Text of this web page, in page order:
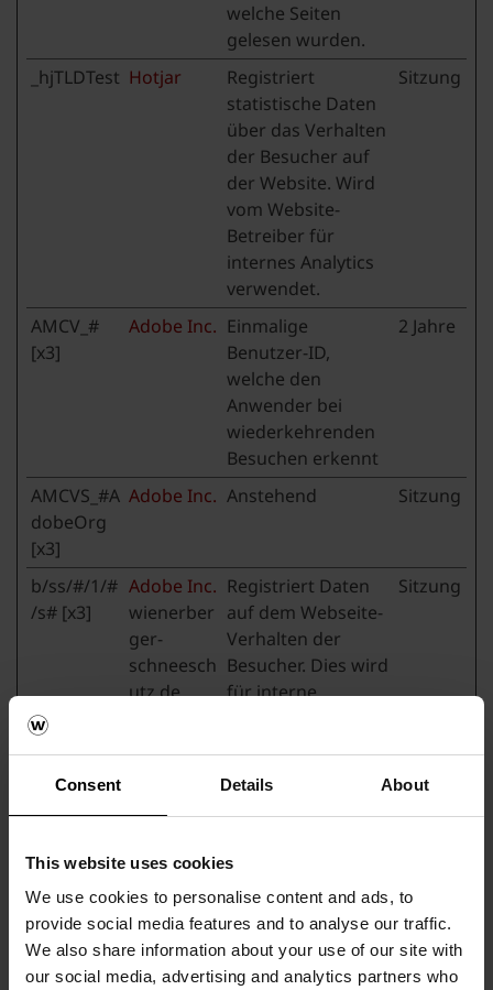
Consent Details About
This website uses cookies
We use cookies to personalise content and ads, to
provide social media features and to analyse our traffic.
We also share information about your use of our site with
our social media, advertising and analytics partners who
welche Seiten
gelesen wurden.
_hjTLDTest Hotjar
Registriert
statistische Daten
über das Verhalten
der Besucher auf
der Website. Wird
vom Website-
Betreiber für
internes Analytics
verwendet.
Sitzung
AMCV_#
[x3]
Adobe Inc. Einmalige
Benutzer-ID,
welche den
Anwender bei
wiederkehrenden
Besuchen erkennt
2 Jahre
AMCVS_#A
dobeOrg
[x3]
Adobe Inc. Anstehend Sitzung
b/ss/#/1/#
/s# [x3]
Adobe Inc.
wienerber
ger-
schneesch
utz.de
Registriert Daten
auf dem Webseite-
Verhalten der
Besucher. Dies wird
für interne
verwendet.
Sitzung
ewportIds re-
tool.com
enthält einen ID-
String über die
aktuelle Sitzung.
Dieser beinhaltet